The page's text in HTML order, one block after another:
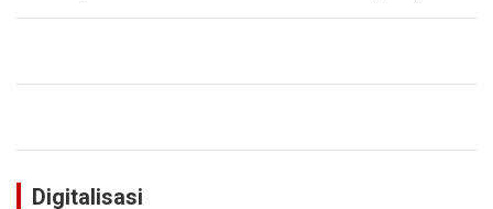
Digitalisasi